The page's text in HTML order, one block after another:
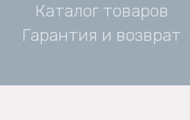
Каталог товаров
Гарантия и возврат